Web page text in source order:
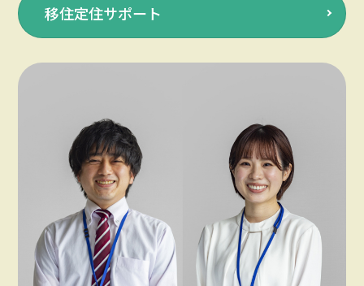
移住定住サポート